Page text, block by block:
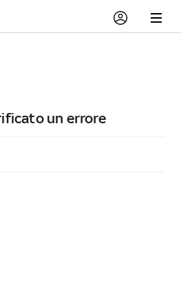
un errore